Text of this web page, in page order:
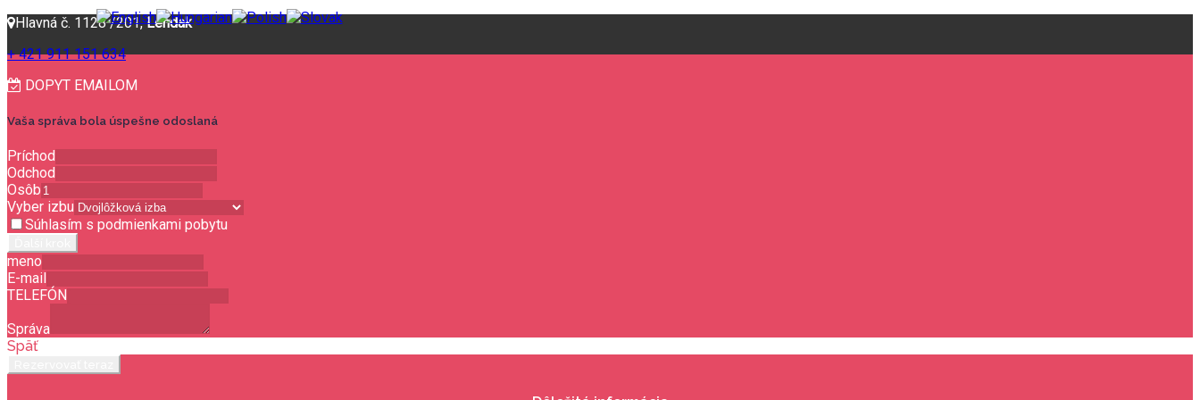
Hlavná č. 1128 /201,Lendak
+ 421 911 151 634
DOPYT EMAILOM
Vaša správa bola úspešne odoslaná
Príchod
Odchod
Osôb
Vyber izbu
Súhlasím s podmienkami pobytu
meno
E-mail
TELEFÓN
Správa
Späť